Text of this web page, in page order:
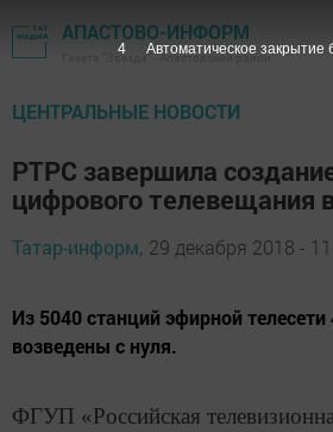
АПАСТОВО-ИНФОРМ
Газета "Звезда" - Апастовский район
ЦЕНТРАЛЬНЫЕ НОВОСТИ
РТРС завершила
цифрового телевещания
Татар-информ, 29 декабря 2018 -
Из 5040 станций эфирной
возведены с нуля.
ФГУП «Российская
3 Автоматическое закрытие